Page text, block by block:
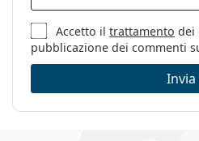
pulizia:
Altro
Sesso:
Donna
Categorie:
Occhiali da
Accetto iltrattamento dei
pubblicazione dei commenti
Invia